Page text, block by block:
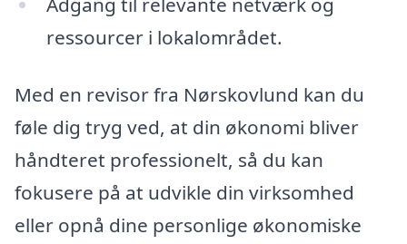
ressourcer i lokalområdet.
Med en revisor fra Nørskovlund kan du
føle dig tryg ved, at din økonomi bliver
håndteret professionelt, så du kan
fokusere på at udvikle din virksomhed
eller opnå dine personlige økonomiske